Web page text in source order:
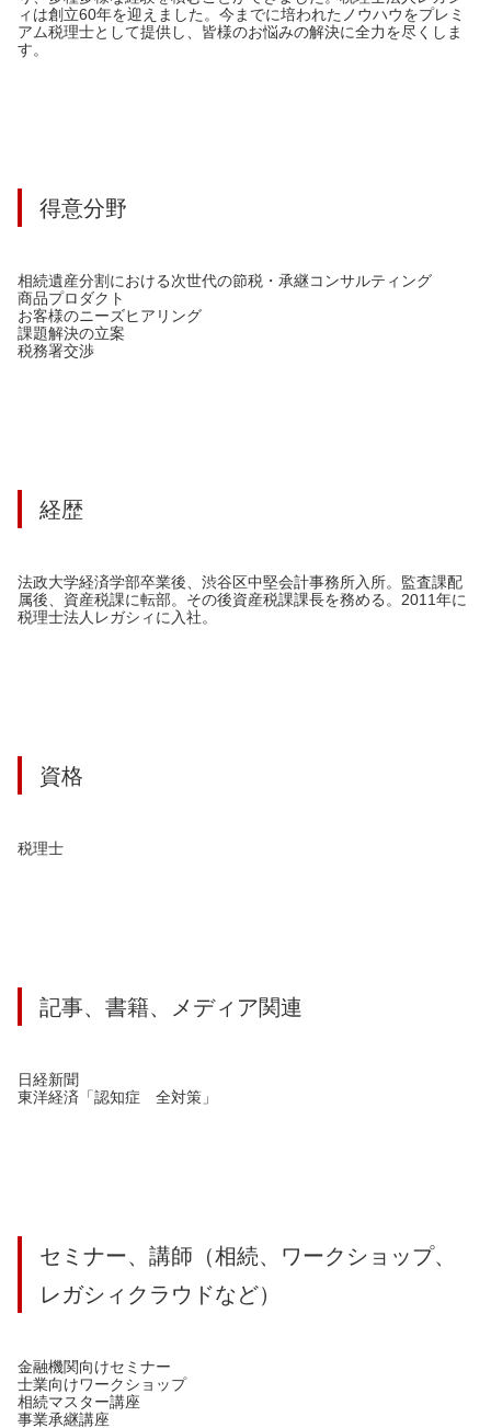
ィは創立60年を迎えました。今までに培われたノウハウをプレミ
アム税理士として提供し、皆様のお悩みの解決に全力を尽くしま
す。
得意分野
相続遺産分割における次世代の節税・承継コンサルティング
商品プロダクト
お客様のニーズヒアリング
課題解決の立案
税務署交渉
経歴
法政大学経済学部卒業後、渋谷区中堅会計事務所入所。監査課配
属後、資産税課に転部。その後資産税課課長を務める。2011年に
税理士法人レガシィに入社。
資格
税理士
記事、書籍、メディア関連
日経新聞
東洋経済「認知症 全対策」
セミナー、講師（相続、ワークショップ、
レガシィクラウドなど）
金融機関向けセミナー
士業向けワークショップ
相続マスター講座
事業承継講座